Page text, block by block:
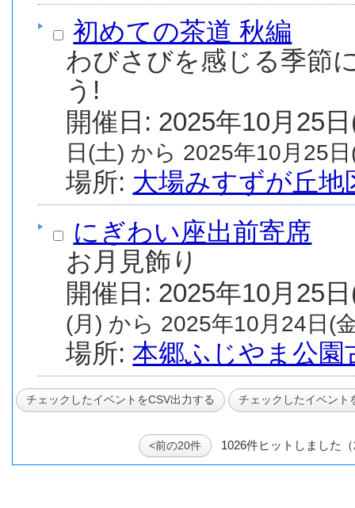
初めての茶道 秋編
わびさびを感じる季節
う!
日(土) から 2025年10月25
場所: 大場みすずが丘地
にぎわい座出前寄席
お月見飾り
(月) から 2025年10月24日(
場所:本郷ふじやま公園
<前の20件 1026件ヒットしました